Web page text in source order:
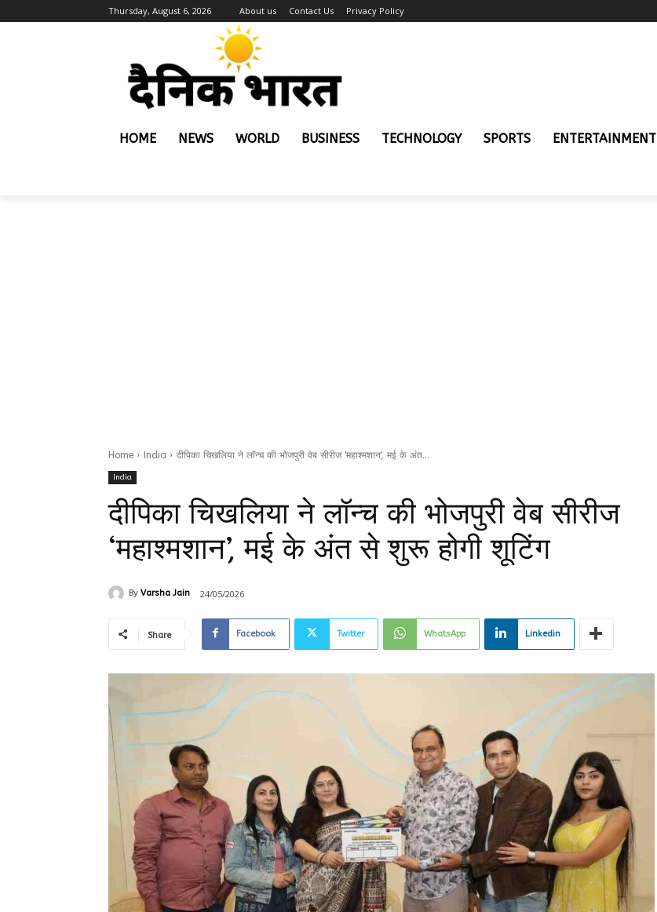
Thursday, August 6, 2026 About us Contact Us Privacy Policy
HOME NEWS WORLD BUSINESS TECHNOLOGY SPORTS ENTERTAINMENT
Home India दीपिका चिखलिया ने लॉन्च की भोजपुरी वेब सीरीज 'महाश्मशान', मई के अंत...
India
दीपिका चिखलिया ने लॉन्च की भोजपुरी वेब सीरीज
‘महाश्मशान’, मई के अंत से शुरू होगी शूटिंग
By Varsha Jain 24/05/2026
Share Facebook Twitter WhatsApp Linkedin